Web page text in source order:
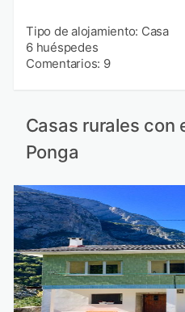
Tipo de alojamiento: Casa
6 huéspedes
Comentarios: 9
Casas rurales con
Ponga